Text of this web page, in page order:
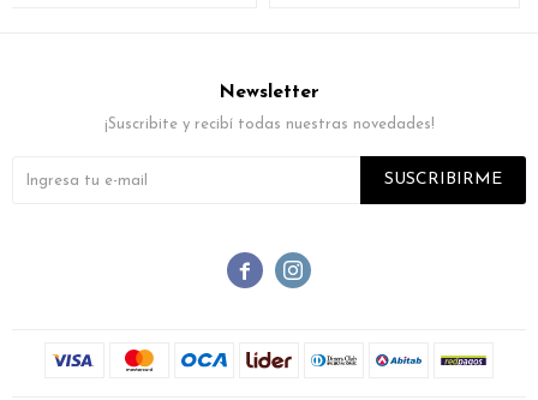
 
Newsletter
¡Suscribite y recibí todas nuestras novedades!
SUSCRIBIRME